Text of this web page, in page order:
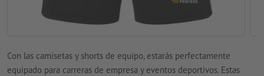
Con las camisetas y shorts de equipo, estarás perfectamente
equipado para carreras de empresa y eventos deportivos. Estas